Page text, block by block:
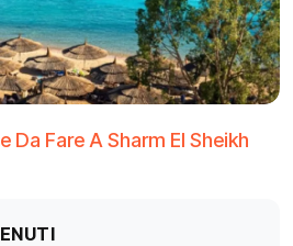
Da Fare A Sharm El Sheikh